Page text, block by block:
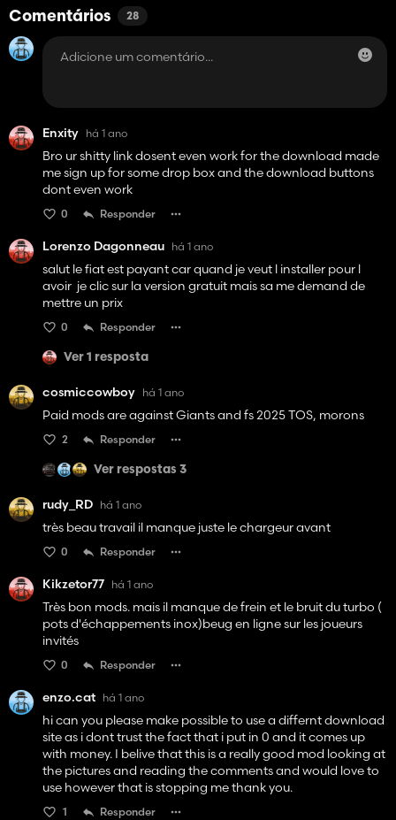
Comentários 28
Enxity há 1 ano
Bro ur shitty link dosent even work for the download made
me sign up for some drop box and the download buttons
dont even work
0 Responder
Lorenzo Dagonneau há 1 ano
salut le fiat est payant car quand je veut l installer pour l
avoir je clic sur la version gratuit mais sa me demand de
mettre un prix
0 Responder
Ver 1 resposta
cosmiccowboy há 1 ano
Paid mods are against Giants and fs 2025 TOS, morons
2 Responder
Ver respostas 3
rudy_RD há 1 ano
très beau travail il manque juste le chargeur avant
0 Responder
Kikzetor77 há 1 ano
Très bon mods. mais il manque de frein et le bruit du turbo (
pots d'échappements inox)beug en ligne sur les joueurs
invités
0 Responder
enzo.cat há 1 ano
hi can you please make possible to use a differnt download
site as i dont trust the fact that i put in 0 and it comes up
with money. I belive that this is a really good mod looking at
the pictures and reading the comments and would love to
use however that is stopping me thank you.
1 Responder